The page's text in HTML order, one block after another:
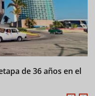
de 36 años en el